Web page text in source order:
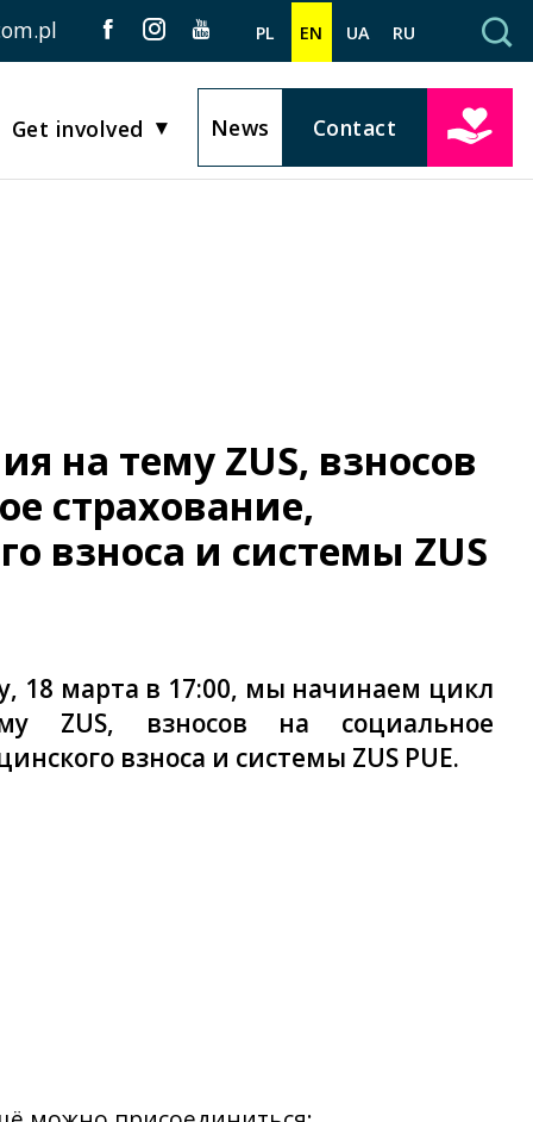
PL EN UA RU
Get involved News Contact
на тему ZUS, взносов
страхование,
взноса и системы ZUS
18 марта в 17:00, мы начинаем цикл
ZUS, взносов на социальное
взноса и системы ZUS PUE.